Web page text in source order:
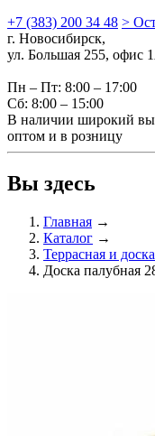
+7 (383) 200 34 48 >
г. Новосибирск,
ул. Большая 255, офис
Пн – Пт: 8:00 – 17:00
Сб: 8:00 – 15:00
В наличии широкий
оптом и в розницу
Вы здесь
Главная →
Каталог →
Террасная и
Доска палубная